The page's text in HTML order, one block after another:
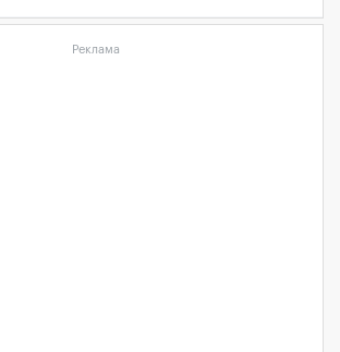
Реклама